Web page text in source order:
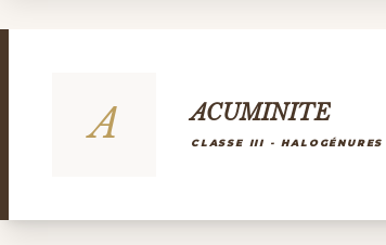
A ACUMINITE
CLASSE III - HALOGÉNURES